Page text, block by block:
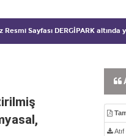
Sayfası DERGİPARK altında